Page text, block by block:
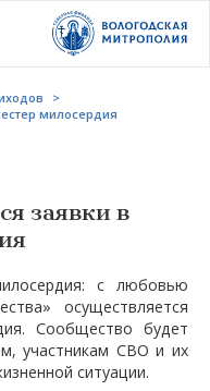
>
милосердия
заявки в
с любовью
осуществляется
Сообщество будет
участникам СВО и их
ситуации.